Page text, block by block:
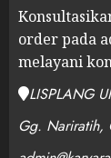
order pada
melayani
LISPLANG
Gg. Nariratih,